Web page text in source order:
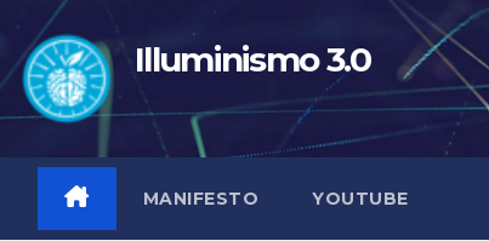
contenuto
Illuminismo 3.0
MANIFESTO YOUTUBE